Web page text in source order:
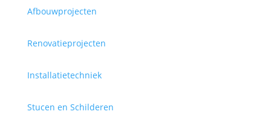
Afbouwprojecten
Renovatieprojecten
Installatietechniek
Stucen en Schilderen